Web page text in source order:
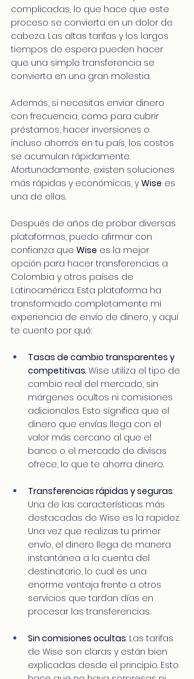
complicadas, lo que hace que este
proceso se convierta en un dolor de
cabeza. Las altas tarifas y los largos
tiempos de espera pueden hacer
que una simple transferencia se
convierta en una gran molestia.
Además, si necesitas enviar dinero
con frecuencia, como para cubrir
préstamos, hacer inversiones o
incluso ahorros en tu país, los costos
se acumulan rápidamente.
Afortunadamente, existen soluciones
más rápidas y económicas, y Wise es
una de ellas.
Después de años de probar diversas
plataformas, puedo afirmar con
confianza que Wise es la mejor
opción para hacer transferencias a
Colombia y otros países de
Latinoamérica. Esta plataforma ha
transformado completamente mi
experiencia de envío de dinero, y aquí
te cuento por qué:
Tasas de cambio transparentes y
competitivas: Wise utiliza el tipo de
cambio real del mercado, sin
márgenes ocultos ni comisiones
adicionales. Esto significa que el
dinero que envías llega con el
valor más cercano al que el
banco o el mercado de divisas
ofrece, lo que te ahorra dinero.
Transferencias rápidas y seguras:
Una de las características más
destacadas de Wise es la rapidez.
Una vez que realizas tu primer
envío, el dinero llega de manera
instantánea a la cuenta del
destinatario, lo cual es una
enorme ventaja frente a otros
servicios que tardan días en
procesar las transferencias.
Sin comisiones ocultas: Las tarifas
de Wise son claras y están bien
explicadas desde el principio. Esto